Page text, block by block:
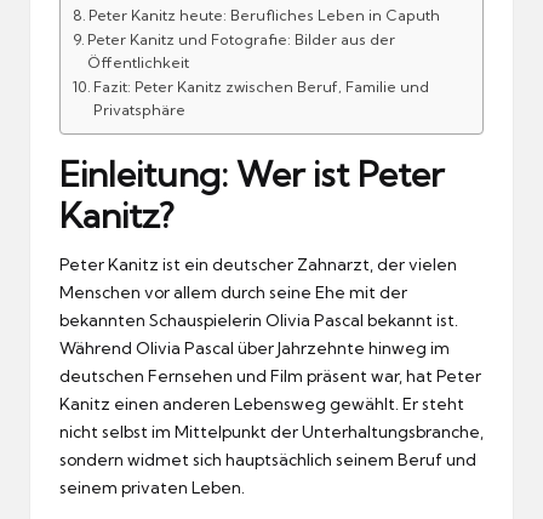
Peter Kanitz heute: Berufliches Leben in Caputh
Peter Kanitz und Fotografie: Bilder aus der
Öffentlichkeit
Fazit: Peter Kanitz zwischen Beruf, Familie und
Privatsphäre
Einleitung: Wer ist Peter
Kanitz?
Peter Kanitz ist ein deutscher Zahnarzt, der vielen
Menschen vor allem durch seine Ehe mit der
bekannten Schauspielerin Olivia Pascal bekannt ist.
Während Olivia Pascal über Jahrzehnte hinweg im
deutschen Fernsehen und Film präsent war, hat Peter
Kanitz einen anderen Lebensweg gewählt. Er steht
nicht selbst im Mittelpunkt der Unterhaltungsbranche,
sondern widmet sich hauptsächlich seinem Beruf und
seinem privaten Leben.